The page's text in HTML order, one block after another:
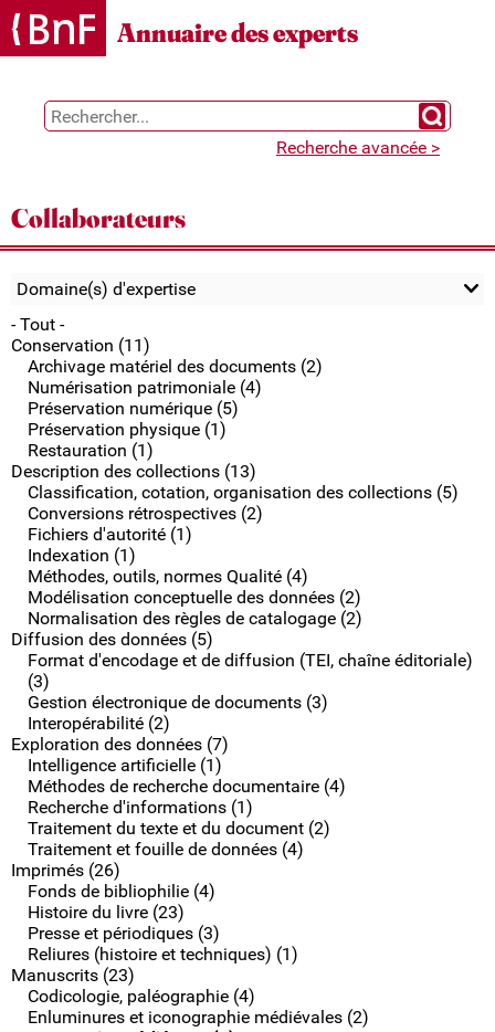
Gestion des cookies
Annuaire des experts
Chercher
Recherche avancée >
Collaborateurs
Domaine(s) d'expertise
- Tout -
Conservation (11)
Archivage matériel des documents (2)
Numérisation patrimoniale (4)
Préservation numérique (5)
Préservation physique (1)
Restauration (1)
Description des collections (13)
Classification, cotation, organisation des collections (5)
Conversions rétrospectives (2)
Fichiers d'autorité (1)
Indexation (1)
Méthodes, outils, normes Qualité (4)
Modélisation conceptuelle des données (2)
Normalisation des règles de catalogage (2)
Diffusion des données (5)
Format d'encodage et de diffusion (TEI, chaîne éditoriale)
(3)
Gestion électronique de documents (3)
Interopérabilité (2)
Exploration des données (7)
Intelligence artificielle (1)
Méthodes de recherche documentaire (4)
Recherche d'informations (1)
Traitement du texte et du document (2)
Traitement et fouille de données (4)
Imprimés (26)
Fonds de bibliophilie (4)
Histoire du livre (23)
Presse et périodiques (3)
Reliures (histoire et techniques) (1)
Manuscrits (23)
Codicologie, paléographie (4)
Enluminures et iconographie médiévales (2)